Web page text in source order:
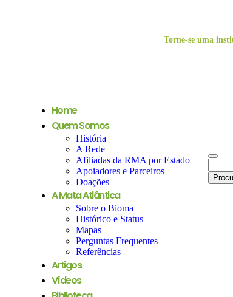
Torne-se uma
Home
Quem Somos
História
A Rede
Afiliadas da RMA por Estado
Apoiadores e Parceiros
Doações
A Mata Atlântica
Sobre o Bioma
Histórico e Status
Mapas
Perguntas Frequentes
Referências
Artigos
Vídeos